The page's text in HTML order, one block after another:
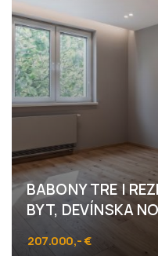
BABONY TRE I
BYT, DEVÍNSKA
207.000,- €